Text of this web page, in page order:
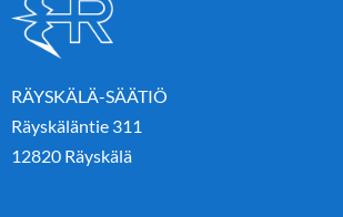
RÄYSKÄLÄ-SÄÄTIÖ
Räyskäläntie 311
12820 Räyskälä